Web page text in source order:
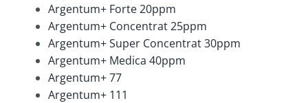
Argentum+ Forte 20ppm
Argentum+ Concentrat 25ppm
Argentum+ Super Concentrat 30ppm
Argentum+ Medica 40ppm
Argentum+ 77
Argentum+ 111